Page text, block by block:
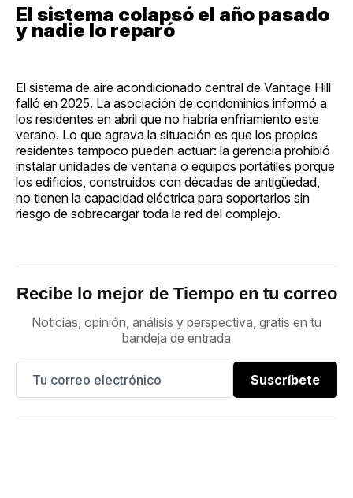
El sistema colapsó el año pasado
y nadie lo reparó
El sistema de aire acondicionado central de Vantage Hill
falló en 2025. La asociación de condominios informó a
los residentes en abril que no habría enfriamiento este
verano. Lo que agrava la situación es que los propios
residentes tampoco pueden actuar: la gerencia prohibió
instalar unidades de ventana o equipos portátiles porque
los edificios, construidos con décadas de antigüedad,
no tienen la capacidad eléctrica para soportarlos sin
riesgo de sobrecargar toda la red del complejo.
Recibe lo mejor de Tiempo en tu correo
Noticias, opinión, análisis y perspectiva, gratis en tu
bandeja de entrada
Suscríbete